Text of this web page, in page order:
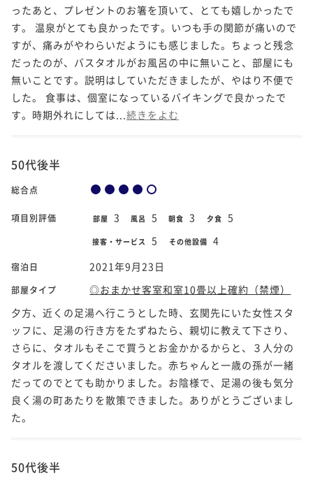
ったあと、プレゼントのお箸を頂いて、とても嬉しかったで
す。 温泉がとても良かったです。いつも手の関節が痛いので
すが、痛みがやわらいだようにも感じました。ちょっと残念
だったのが、バスタオルがお風呂の中に無いこと、部屋にも
無いことです。説明はしていただきましたが、やはり不便で
した。 食事は、個室になっているバイキングで良かったで
す。時期外れにしては... 続きをよむ
50代後半
総合点
項目別評価 部屋 3 風呂 5 朝食 3 夕食 5
接客・サービス 5 その他設備 4
宿泊日 2021年9月23日
部屋タイプ
◎おまかせ客室和室10畳以上確約（禁煙）
夕方、近くの足湯へ行こうとした時、玄関先にいた女性スタ
ッフに、足湯の行き方をたずねたら、親切に教えて下さり、
さらに、タオルもそこで買うとお金かかるからと、３人分の
タオルを渡してくださいました。赤ちゃんと一歳の孫が一緒
だってのでとても助かりました。お陰様で、足湯の後も気分
良く湯の町あたりを散策できました。ありがとうございまし
た。
50代後半